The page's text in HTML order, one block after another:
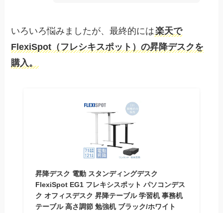
いろいろ悩みましたが、最終的には楽天で
FlexiSpot（フレシキスポット）の昇降デスクを
購入。
昇降デスク 電動 スタンディングデスク
FlexiSpot EG1 フレキシスポット パソコンデス
ク オフィスデスク 昇降テーブル 学習机 事務机
テーブル 高さ調節 勉強机 ブラック/ホワイト